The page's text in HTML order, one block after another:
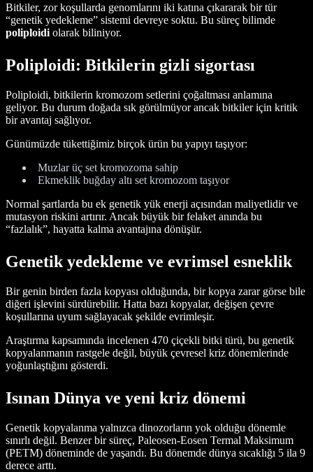
Bitkiler, zor koşullarda genomlarını iki katına çıkararak bir tür
“genetik yedekleme” sistemi devreye soktu. Bu süreç bilimde
poliploidi olarak biliniyor.
Poliploidi: Bitkilerin gizli sigortası
Poliploidi, bitkilerin kromozom setlerini çoğaltması anlamına
geliyor. Bu durum doğada sık görülmüyor ancak bitkiler için kritik
bir avantaj sağlıyor.
Günümüzde tükettiğimiz birçok ürün bu yapıyı taşıyor:
Muzlar üç set kromozoma sahip
Ekmeklik buğday altı set kromozom taşıyor
Normal şartlarda bu ek genetik yük enerji açısından maliyetlidir ve
mutasyon riskini artırır. Ancak büyük bir felaket anında bu
“fazlalık”, hayatta kalma avantajına dönüşür.
Genetik yedekleme ve evrimsel esneklik
Bir genin birden fazla kopyası olduğunda, bir kopya zarar görse bile
diğeri işlevini sürdürebilir. Hatta bazı kopyalar, değişen çevre
koşullarına uyum sağlayacak şekilde evrimleşir.
Araştırma kapsamında incelenen 470 çiçekli bitki türü, bu genetik
kopyalanmanın rastgele değil, büyük çevresel kriz dönemlerinde
yoğunlaştığını gösterdi.
Isınan Dünya ve yeni kriz dönemi
Genetik kopyalanma yalnızca dinozorların yok olduğu dönemle
sınırlı değil. Benzer bir süreç, Paleosen-Eosen Termal Maksimum
(PETM) döneminde de yaşandı. Bu dönemde dünya sıcaklığı 5 ila 9
derece arttı.